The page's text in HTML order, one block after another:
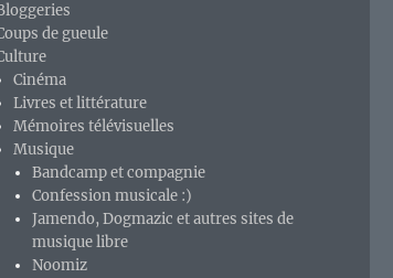
les méninges. »
de gueule
Cinéma
Livres et littérature
Mémoires télévisuelles
Musique
Bandcamp et compagnie
Confession musicale :)
Jamendo, Dogmazic et autres sites de
musique libre
Noomiz